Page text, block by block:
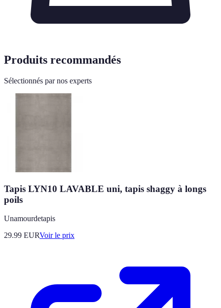
Produits recommandés
Sélectionnés par nos experts
Tapis LYN10 LAVABLE uni, tapis shaggy à longs
poils
Unamourdetapis
29.99 EURVoir le prix